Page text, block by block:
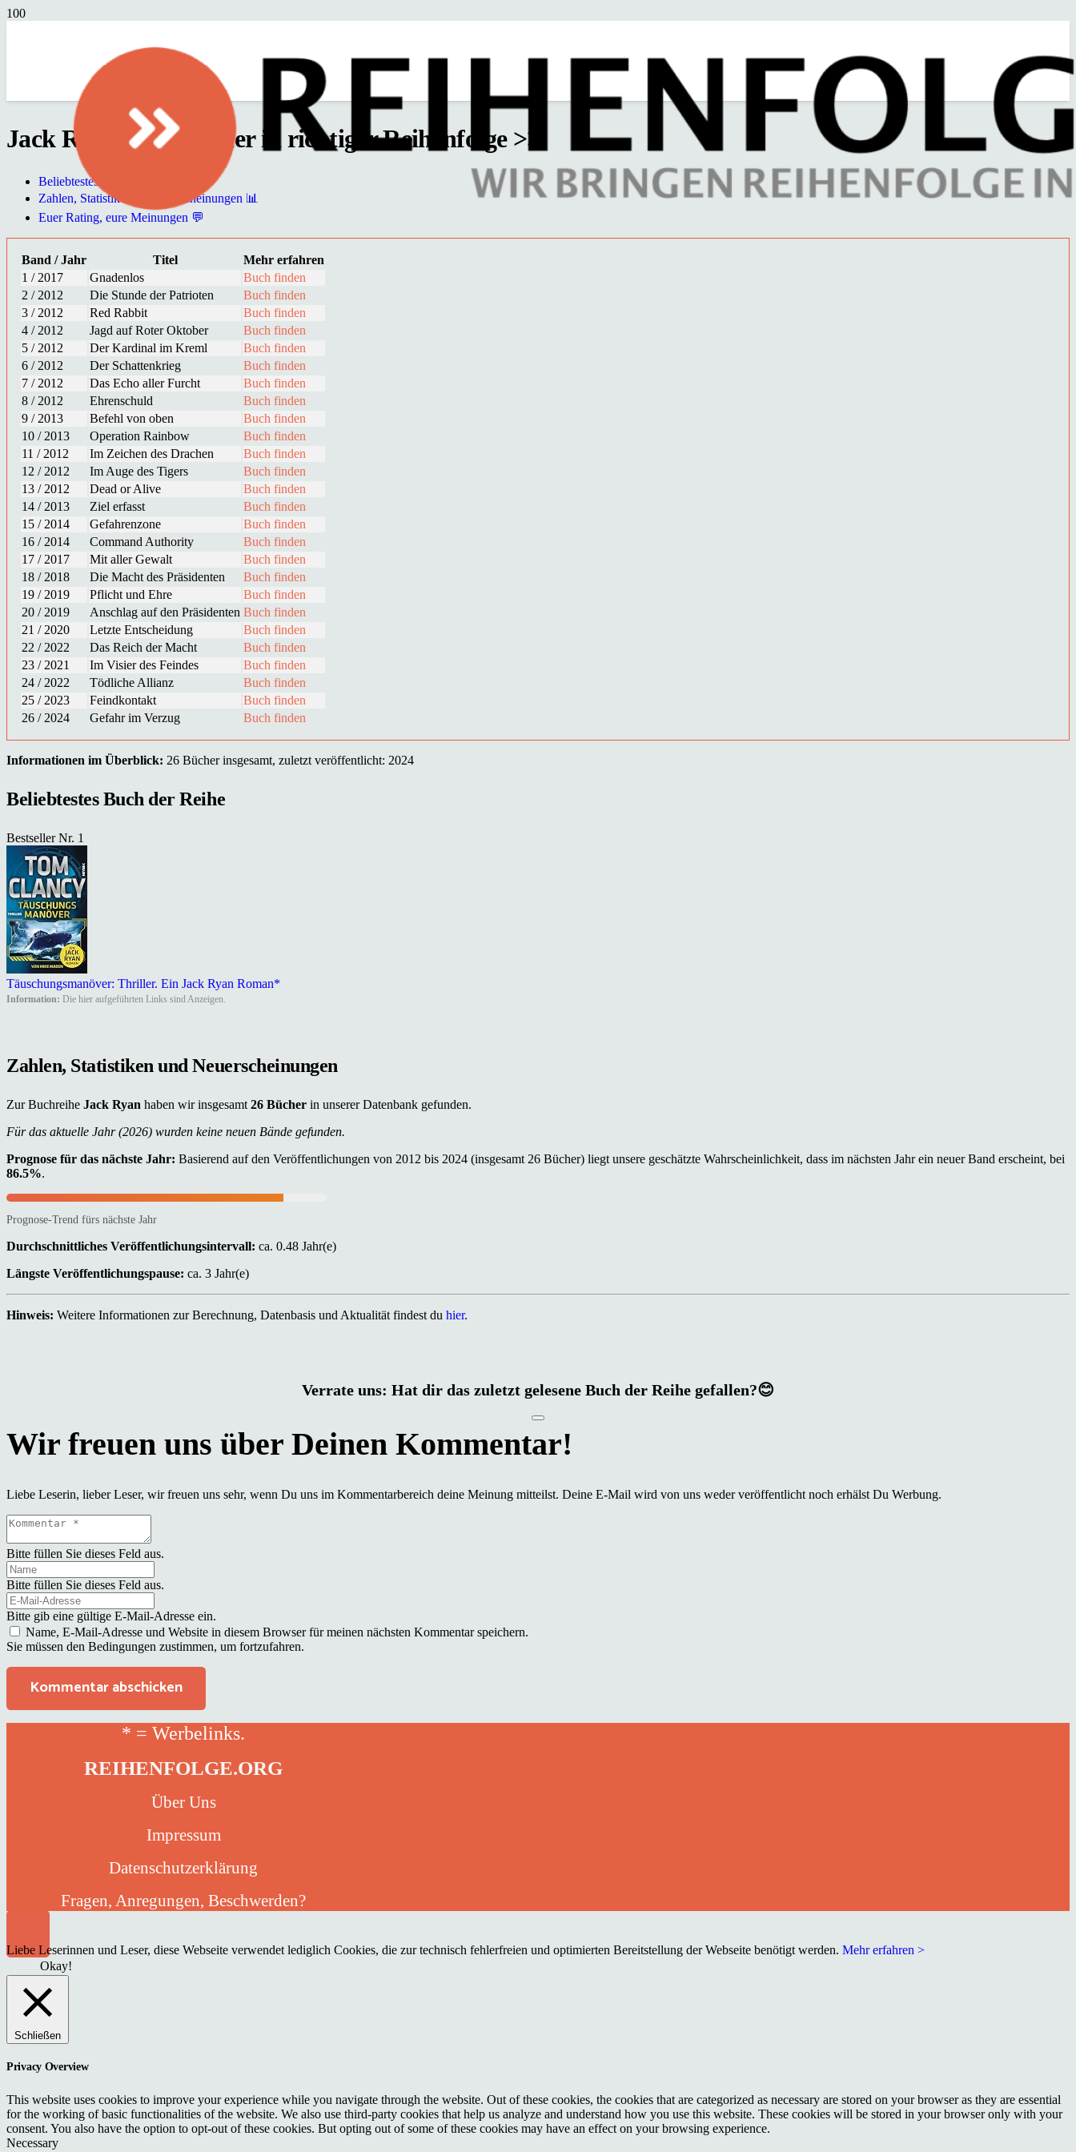
Jack Ryan - alle Bücher in richtiger Reihenfolge >>
Beliebtestes Buch der Reihe 🌟
Zahlen, Statistiken & Neuerscheinungen 📊
Euer Rating, eure Meinungen 💬
Band / Jahr Titel
Mehr erfahren
1 / 2017
Gnadenlos
Buch finden
2 / 2012
Die Stunde der Patrioten
Buch finden
3 / 2012
Red Rabbit
Buch finden
4 / 2012
Jagd auf Roter Oktober
Buch finden
5 / 2012
Der Kardinal im Kreml
Buch finden
6 / 2012
Der Schattenkrieg
Buch finden
7 / 2012
Das Echo aller Furcht
Buch finden
8 / 2012
Ehrenschuld
Buch finden
9 / 2013
Befehl von oben
Buch finden
10 / 2013
Operation Rainbow
Buch finden
11 / 2012
Im Zeichen des Drachen
Buch finden
12 / 2012
Im Auge des Tigers
Buch finden
13 / 2012
Dead or Alive
Buch finden
14 / 2013
Ziel erfasst
Buch finden
15 / 2014
Gefahrenzone
Buch finden
16 / 2014
Command Authority
Buch finden
17 / 2017
Mit aller Gewalt
Buch finden
18 / 2018
Die Macht des Präsidenten
Buch finden
19 / 2019
Pflicht und Ehre
Buch finden
20 / 2019
Anschlag auf den Präsidenten Buch finden
21 / 2020
Letzte Entscheidung
Buch finden
22 / 2022
Das Reich der Macht
Buch finden
23 / 2021
Im Visier des Feindes
Buch finden
24 / 2022
Tödliche Allianz
Buch finden
25 / 2023
Feindkontakt
Buch finden
26 / 2024
Gefahr im Verzug Buch finden
Informationen im Überblick: 26 Bücher insgesamt, zuletzt veröffentlicht: 2024
Beliebtestes Buch der Reihe
Bestseller Nr. 1
Täuschungsmanöver: Thriller. Ein Jack Ryan Roman*
Information: Die hier aufgeführten Links sind Anzeigen.
Zahlen, Statistiken und Neuerscheinungen
Zur Buchreihe Jack Ryan haben wir insgesamt 26 Bücher in unserer Datenbank gefunden.
Für das aktuelle Jahr (2026) wurden keine neuen Bände gefunden.
Prognose für das nächste Jahr: Basierend auf den Veröffentlichungen von 2012 bis 2024 (insgesamt 26 Bücher) liegt unsere geschätzte Wahrscheinlichkeit, dass im nächsten Jahr ein neuer Band erscheint, bei
86.5%.
Prognose-Trend fürs nächste Jahr
Durchschnittliches Veröffentlichungsintervall: ca. 0.48 Jahr(e)
Längste Veröffentlichungspause: ca. 3 Jahr(e)
Hinweis: Weitere Informationen zur Berechnung, Datenbasis und Aktualität findest du hier.
Verrate uns: Hat dir das zuletzt gelesene Buch der Reihe gefallen?😊
Liebe Leserin, lieber Leser, wir freuen uns sehr, wenn Du uns im Kommentarbereich deine Meinung mitteilst. Deine E-Mail wird von uns weder veröffentlicht noch erhälst Du Werbung.
Bitte füllen Sie dieses Feld aus.
Bitte füllen Sie dieses Feld aus.
Bitte gib eine gültige E-Mail-Adresse ein.
Name, E-Mail-Adresse und Website in diesem Browser für meinen nächsten Kommentar speichern.
Sie müssen den Bedingungen zustimmen, um fortzufahren.
Kommentar abschicken
* = Werbelinks.
REIHENFOLGE.ORG
Über Uns
Impressum
Datenschutzerklärung
Fragen, Anregungen, Beschwerden?
Liebe Leserinnen und Leser, diese Webseite verwendet lediglich Cookies, die zur technisch fehlerfreien und optimierten Bereitstellung der Webseite benötigt werden. Mehr erfahren >
Okay!
Schließen
Privacy Overview
This website uses cookies to improve your experience while you navigate through the website. Out of these cookies, the cookies that are categorized as necessary are stored on your browser as they are essential
for the working of basic functionalities of the website. We also use third-party cookies that help us analyze and understand how you use this website. These cookies will be stored in your browser only with your
consent. You also have the option to opt-out of these cookies. But opting out of some of these cookies may have an effect on your browsing experience.
Necessary